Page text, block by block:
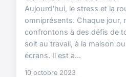
Aujourd'hui, le stress et la
omniprésents. Chaque jour,
confrontons à des défis de
soit au travail, à la maison
écrans. Il est a...
10 octobre 2023